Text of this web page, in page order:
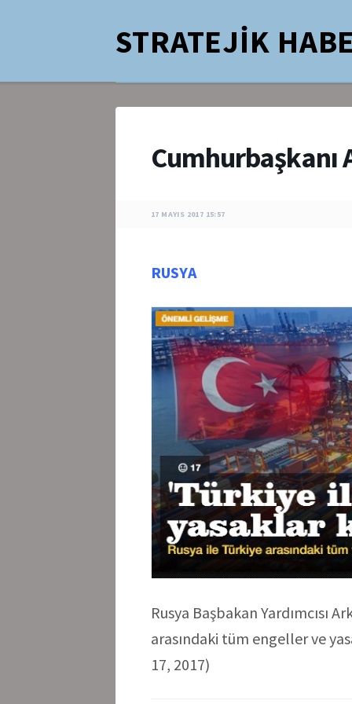
STRATEJİK
Cumhurbaşkanı
17 MAYIS 2017 15:57
RUSYA
Rusya Başbakan Yardımcısı
arasındaki tüm engeller ve
17, 2017)